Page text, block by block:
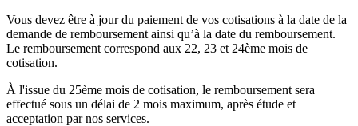
Vous devez être à jour du paiement de vos cotisations à la date de la
demande de remboursement ainsi qu’à la date du remboursement.
Le remboursement correspond aux 22, 23 et 24ème mois de
cotisation.
À l'issue du 25ème mois de cotisation, le remboursement sera
effectué sous un délai de 2 mois maximum, après étude et
acceptation par nos services.